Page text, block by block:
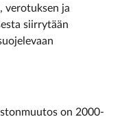
verotuksen ja
siirrytään
on 2000-